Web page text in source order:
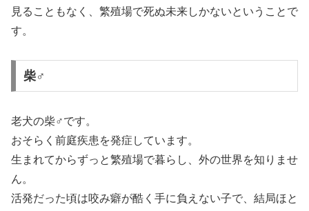
見ることもなく、繁殖場で死ぬ未来しかないということで
す。
柴♂
老犬の柴♂です。
おそらく前庭疾患を発症しています。
生まれてからずっと繁殖場で暮らし、外の世界を知りませ
ん。
活発だった頃は咬み癖が酷く手に負えない子で、結局ほと